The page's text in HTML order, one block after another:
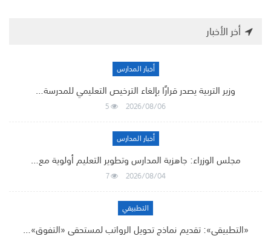
أخر الأخبار
أخبار المدارس
وزير التربية يصدر قرارًا بإلغاء الترخيص التعليمي للمدرسة…
2026/08/06
5
أخبار المدارس
مجلس الوزراء: جاهزية المدارس وتطوير التعليم أولوية مع…
2026/08/04
7
التطبيقي
«التطبيقي»: تقديم نماذج تحويل الرواتب لمستحقي «التفوق»…